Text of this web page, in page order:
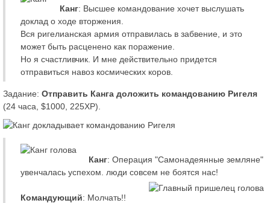
Канг: Высшее командование хочет выслушать
доклад о ходе вторжения.
Вся ригелианская армия отправилась в забвение, и это
может быть расценено как поражение.
Но я счастливчик. И мне действительно придется
отправиться навоз космических коров.
Задание: Отправить Канга доложить командованию Ригеля
(24 часа, $1000, 225XP).
Канг: Операция "Самонадеянные земляне"
увенчалась успехом. люди совсем не боятся нас!
Командующий: Молчать!!